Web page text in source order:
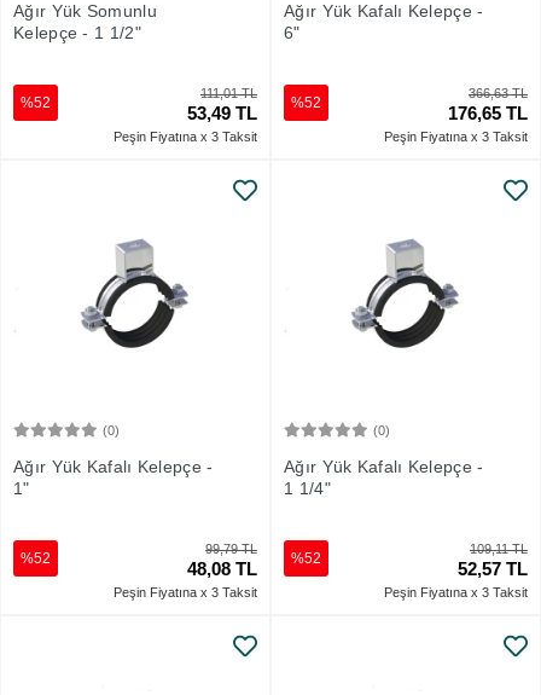
Ağır Yük Somunlu
Kelepçe - 1 1/2"
111,01 TL
53,49 TL
%52
Peşin Fiyatına x 3 Taksit
Ağır Yük Kafalı Kelepçe -
6"
366,63 TL
176,65 TL
%52
Peşin Fiyatına x 3 Taksit
(0)
Ağır Yük Kafalı Kelepçe -
1"
99,79 TL
48,08 TL
%52
Peşin Fiyatına x 3 Taksit
(0)
Ağır Yük Kafalı Kelepçe -
1 1/4"
109,11 TL
52,57 TL
%52
Peşin Fiyatına x 3 Taksit